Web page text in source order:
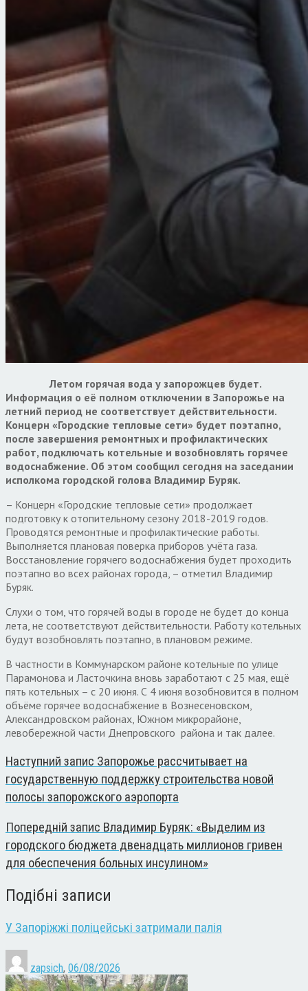
Летом горячая вода у запорожцев будет.
Информация о её полном отключении в Запорожье на
летний период не соответствует действительности.
Концерн «Городские тепловые сети» будет поэтапно,
после завершения ремонтных и профилактических
работ, подключать котельные и возобновлять горячее
водоснабжение. Об этом сообщил сегодня на заседании
исполкома городской голова Владимир Буряк.
– Концерн «Городские тепловые сети» продолжает
подготовку к отопительному сезону 2018-2019 годов.
Проводятся ремонтные и профилактические работы.
Выполняется плановая поверка приборов учёта газа.
Восстановление горячего водоснабжения будет проходить
поэтапно во всех районах города, – отметил Владимир
Буряк.
Слухи о том, что горячей воды в городе не будет до конца
лета, не соответствуют действительности. Работу котельных
будут возобновлять поэтапно, в плановом режиме.
В частности в Коммунарском районе котельные по улице
Парамонова и Ласточкина вновь заработают с 25 мая, ещё
пять котельных – с 20 июня. С 4 июня возобновится в полном
объёме горячее водоснабжение в Вознесеновском,
Александровском районах, Южном микрорайоне,
левобережной части Днепровского района и так далее.
Наступний запис Запорожье рассчитывает на
государственную поддержку строительства новой
полосы запорожского аэропорта
Попередній запис Владимир Буряк: «Выделим из
городского бюджета двенадцать миллионов гривен
для обеспечения больных инсулином»
Подібні записи
У Запоріжжі поліцейські затримали палія
zapsich, 06/08/2026